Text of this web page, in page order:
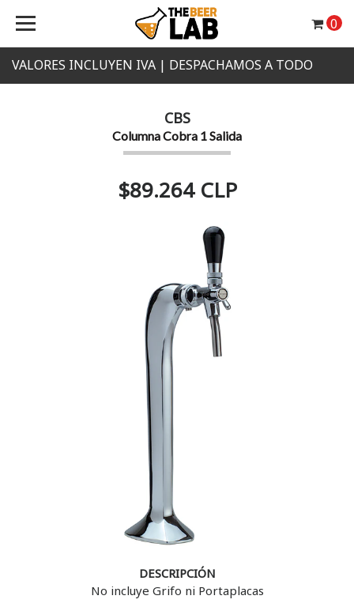
VALORES INCLUYEN IVA | DESPACHAMOS A TODO
0
CBS
Columna Cobra 1 Salida
$89.264 CLP
DESCRIPCIÓN
No incluye Grifo ni Portaplacas